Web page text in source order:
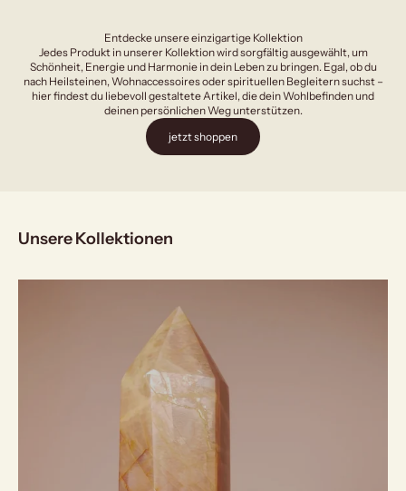
Entdecke unsere einzigartige Kollektion
Jedes Produkt in unserer Kollektion wird sorgfältig ausgewählt, um
Schönheit, Energie und Harmonie in dein Leben zu bringen. Egal, ob du
nach Heilsteinen, Wohnaccessoires oder spirituellen Begleitern suchst –
hier findest du liebevoll gestaltete Artikel, die dein Wohlbefinden und
deinen persönlichen Weg unterstützen.
jetzt shoppen
Unsere Kollektionen